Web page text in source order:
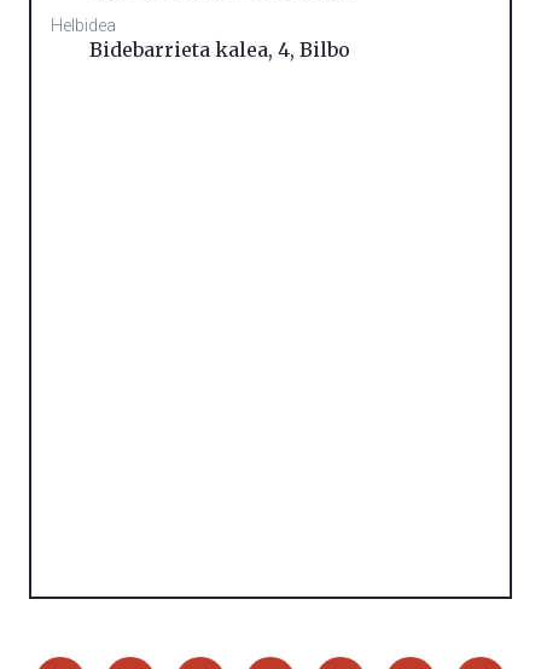
Helbidea
Bidebarrieta kalea, 4, Bilbo